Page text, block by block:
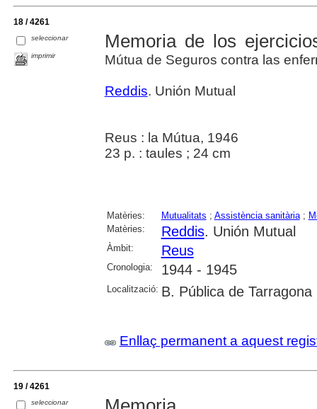
18 / 4261
seleccionar
imprimir
Memoria de los
Mútua de Seguros contra las
Reddis. Unión Mutual
Reus : la Mútua, 1946
23 p. : taules ; 24 cm
Matèries: Mutualitats ; Assistència sanitària;
Matèries:
Reddis. Unión Mutual
Àmbit: Reus
Cronologia: 1944 - 1945
Localització: B. Pública de Tarragona
Enllaç permanent a aquest
19 / 4261
seleccionar